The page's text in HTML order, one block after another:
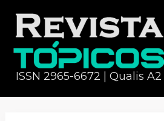
ISSN 2965-6672 | Qualis A2